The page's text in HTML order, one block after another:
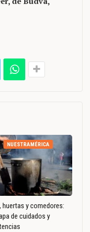
NUESTRAMÉRICA
huertas y comedores:
de cuidados y